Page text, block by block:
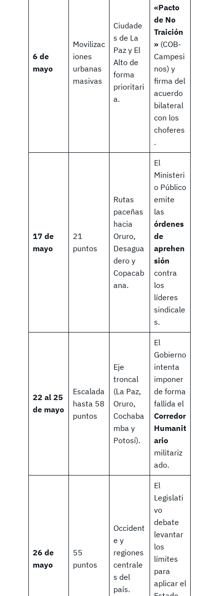
6 de
mayo
Movilizac
iones
urbanas
masivas
Ciudade
s de La
Paz y El
Alto de
forma
prioritari
a.
«Pacto
de No
Traición
» (COB-
Campesi
nos) y
firma del
acuerdo
bilateral
con los
choferes
.
17 de
mayo
21
puntos
Rutas
paceñas
hacia
Oruro,
Desagua
dero y
Copacab
ana.
El
Ministeri
o Público
emite
las
órdenes
de
aprehen
sión
contra
los
líderes
sindicale
s.
22 al 25
de mayo
Escalada
hasta 58
puntos
Eje
troncal
(La Paz,
Oruro,
Cochaba
mba y
Potosí).
El
Gobierno
intenta
imponer
de forma
fallida el
Corredor
Humanit
ario
militariz
ado.
26 de
mayo
55
puntos
Occident
e y
regiones
centrale
s del
país.
El
Legislati
vo
debate
levantar
los
límites
para
aplicar el